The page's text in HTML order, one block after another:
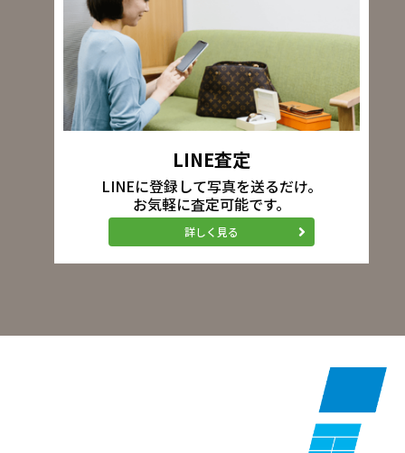
LINE査定
LINEに登録して写真を送るだけ。
お気軽に査定可能です。
詳しく見る